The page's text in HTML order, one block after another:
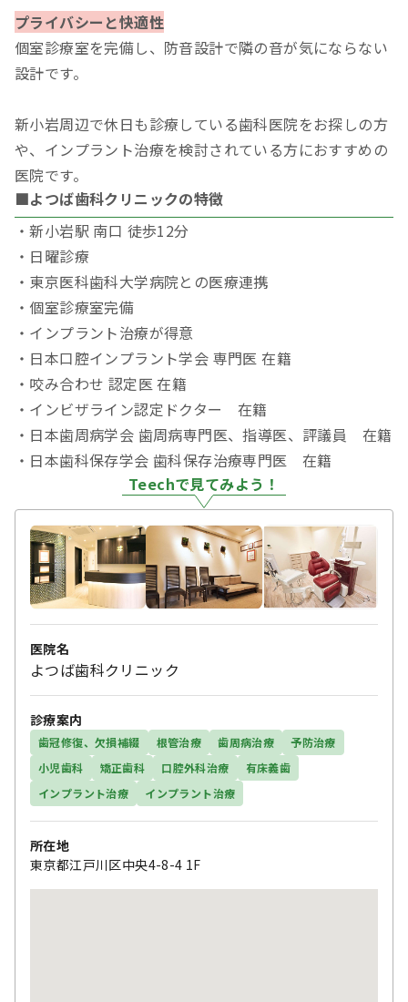
プライバシーと快適性
個室診療室を完備し、防音設計で隣の音が気にならない
設計です。
新小岩周辺で休日も診療している歯科医院をお探しの方
や、インプラント治療を検討されている方におすすめの
医院です。
■よつば歯科クリニックの特徴
・新小岩駅 南口 徒歩12分
・日曜診療
・東京医科歯科大学病院との医療連携
・個室診療室完備
・インプラント治療が得意
・日本口腔インプラント学会 専門医 在籍
・咬み合わせ 認定医 在籍
・インビザライン認定ドクター 在籍
・日本歯周病学会 歯周病専門医、指導医、評議員 在籍
・日本歯科保存学会 歯科保存治療専門医 在籍
Teechで見てみよう！
医院名
よつば歯科クリニック
診療案内
歯冠修復、欠損補綴 根管治療 歯周病治療
予防治療
小児歯科
矯正歯科 口腔外科治療
有床義歯
インプラント治療
インプラント治療
所在地
東京都江戸川区中央4-8-4 1F